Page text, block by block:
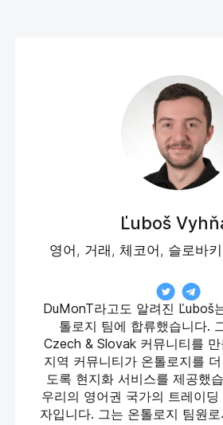
Ľuboš
영어, 거래, 체코어, 슬로바
DuMonT라고도 알려진 Ľuboš
톨로지 팀에 합류했습니다.
Czech & Slovak 커뮤니티를
지역 커뮤니티가 온톨로지를
도록 현지화 서비스를 제공했
우리의 영어권 국가의 트레이
자입니다. 그는 온톨로지 팀원